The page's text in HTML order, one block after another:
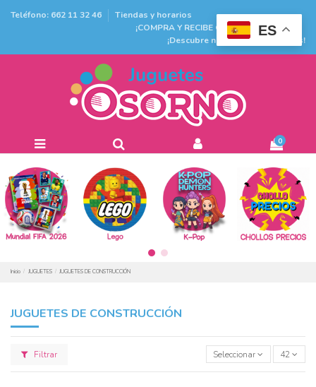
Teléfono: 662 11 32 46
Tiendas y horarios
¡COMPRA Y RECIBE GRATIS EN TIENDA!
¡Descubre nuestras promociones!
0
Inicio JUGUETES JUGUETES DE CONSTRUCCIÓN
JUGUETES DE CONSTRUCCIÓN
Filtrar Seleccionar 42
ES